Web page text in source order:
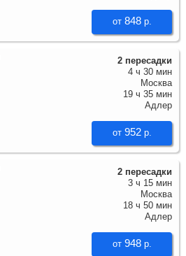
от 848 р.
от 952 р.
2 пересадки
4 ч 30 мин
Москва
19 ч 35 мин
Адлер
от 948 р.
2 пересадки
3 ч 15 мин
Москва
18 ч 50 мин
Адлер